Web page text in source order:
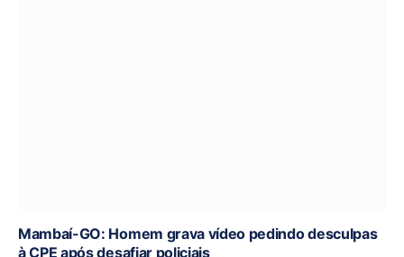
Mambaí-GO: Homem grava vídeo pedindo desculpas
à CPE após desafiar policiais